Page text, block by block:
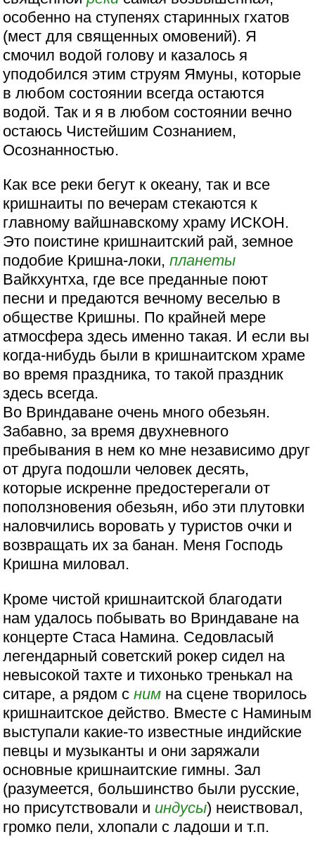
особенно на ступенях старинных гхатов
(мест для священных омовений). Я
смочил водой голову и казалось я
уподобился этим струям Ямуны, которые
в любом состоянии всегда остаются
водой. Так и я в любом состоянии вечно
остаюсь Чистейшим Сознанием,
Осознанностью.
Как все реки бегут к океану, так и все
кришнаиты по вечерам стекаются к
главному вайшнавскому храму ИСКОН.
Это поистине кришнаитский рай, земное
подобие Кришна-локи,планеты
Вайкхунтха, где все преданные поют
песни и предаются вечному веселью в
обществе Кришны. По крайней мере
атмосфера здесь именно такая. И если вы
когда-нибудь были в кришнаитском храме
во время праздника, то такой праздник
здесь всегда.
Во Вриндаване очень много обезьян.
Забавно, за время двухневного
пребывания в нем ко мне независимо друг
от друга подошли человек десять,
которые искренне предостерегали от
поползновения обезьян, ибо эти плутовки
наловчились воровать у туристов очки и
возвращать их за банан. Меня Господь
Кришна миловал.
Кроме чистой кришнаитской благодати
нам удалось побывать во Вриндаване на
концерте Стаса Намина. Седовласый
легендарный советский рокер сидел на
невысокой тахте и тихонько тренькал на
ситаре, а рядом сним на сцене творилось
кришнаитское действо. Вместе с Наминым
выступали какие-то известные индийские
певцы и музыканты и они заряжали
основные кришнаитские гимны. Зал
(разумеется, большинство были русские,
но присутствовали и индусы) неиствовал,
громко пели, хлопали с ладоши и т.п.